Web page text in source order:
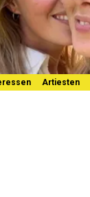
Artiesten